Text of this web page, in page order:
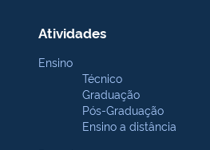
Atividades
Ensino
Técnico
Graduação
Pós-Graduação
Ensino a distância